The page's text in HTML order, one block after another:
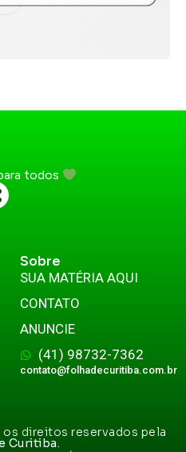
todos
Sobre
SUA MATÉRIA AQUI
CONTATO
ANUNCIE
(41) 98732-7362
contato@folhadecuritiba.com.br
direitos reservados pela
Curitiba.